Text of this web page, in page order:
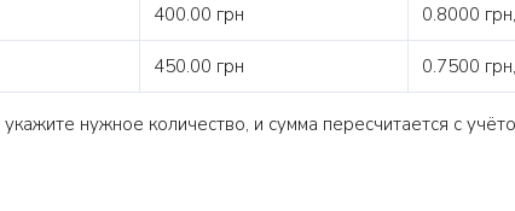
400.00 грн 0.8000
450.00 грн 0.7500
нужное количество, и сумма пересчитается с